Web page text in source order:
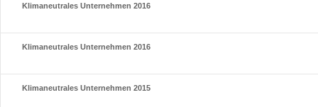
Klimaneutrales Unternehmen 2016
Klimaneutrales Unternehmen 2016
Klimaneutrales Unternehmen 2015